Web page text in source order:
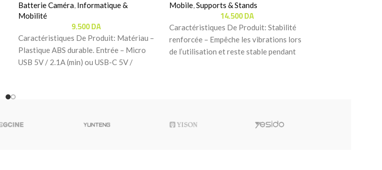
Batterie Caméra, Informatique &
Mobilité
9.500DA
Caractéristiques De Produit: Matériau –
Plastique ABS durable. Entrée – Micro
USB 5V / 2.1A (min) ou USB-C 5V /
Mobile,Supports & Stands
14.500DA
Caractéristiques De Produit: ‬Stabilité
renforcée – Empêche les vibrations lors
de l’utilisation et reste stable pendant